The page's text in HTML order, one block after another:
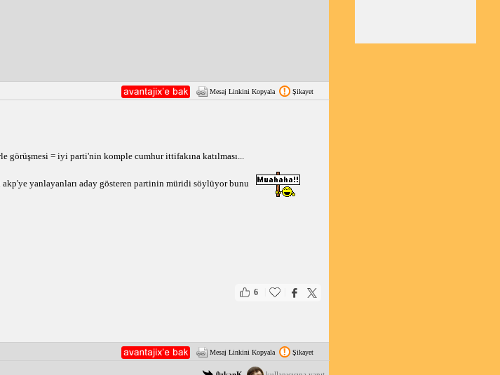
Mesaj Linkini Kopyala Şikayet
= iyi parti'nin komple cumhur ittifakına katılması...
yanlayanları aday gösteren partinin müridi söylüyor bunu
6
Mesaj Linkini Kopyala Şikayet